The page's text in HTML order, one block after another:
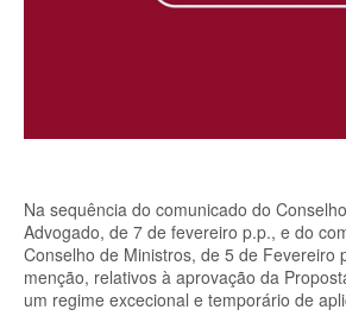
Na sequência do comunicado do
Advogado, de 7 de fevereiro p.p., e do
Conselho de Ministros, de 5 de Fevereiro
menção, relativos à aprovação da
um regime excecional e temporário de